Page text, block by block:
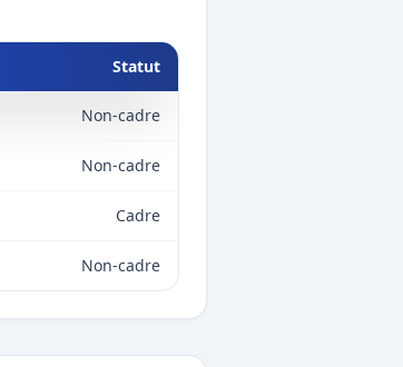
Statut
Non-cadre
Non-cadre
Cadre
Non-cadre